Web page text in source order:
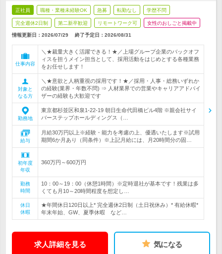
正社員 職種・業種未経験OK 急募 転勤なし 学歴不問
完全週休2日制 第二新卒歓迎 リモートワーク可 女性のおしごと掲載中
情報更新日：2026/07/29 終了予定日： 2026/08/31
仕事内容
＼★裁量大きく活躍できる！★／上場グループ企業のバックオフ
ィスを担うメイン担当として、採用活動をはじめとする各種業務
をお任せします！
対象と
なる方
＼★意欲と人柄重視の採用です！★／採用・人事・総務いずれか
の経験(業界・年数不問) ⇒ 人材業界での営業やキャリアアドバイ
ザーの経験も大歓迎です
勤務地
東京都杉並区和泉1-22-19 朝日生命代田橋ビル4階 ※親会社サイ
バーステップホールディングス（…
給与
月給30万円以上※経験・能力を考慮の上、優遇いたします※試用
期間6か月あり（同条件）※上記月給には、月20時間分の固…
初年度
年収
360万円～600万円
勤務
時間
10：00～19：00（休憩1時間）※定時退社が基本です！残業は多
くても月10～20時間程度を想定し…
休日
休暇
★年間休日120日以上* 完全週休2日制（土日祝休み）* 有給休暇*
年末年始、GW、夏季休暇 など…
求人詳細を見る 気になる